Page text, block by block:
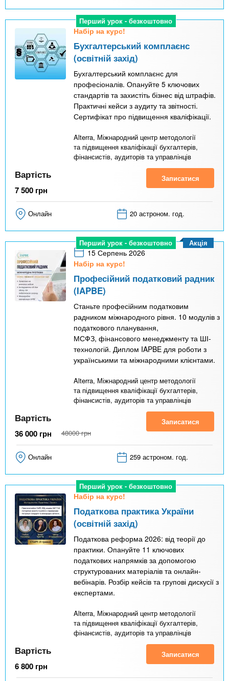
Перший урок - безкоштовно
Набір на курс!
Бухгалтерський комплаєнс
(освітній захід)
Бухгалтерський комплаєнс для
професіоналів. Опануйте 5 ключових
стандартів та захистіть бізнес від штрафів.
Практичні кейси з аудиту та звітності.
Сертифікат про підвищення кваліфікації.
Alterra, Міжнародний центр методології
та підвищення кваліфікації бухгалтерів,
фінансистів, аудиторів та управлінців
Вартість
7 500 грн
Записатися
Онлайн 20 астроном. год.
Перший урок - безкоштовно
15 Серпень 2026
Набір на курс!
Професійний податковий радник
(IAPBE)
Станьте професійним податковим
радником міжнародного рівня. 10 модулів з
податкового планування,
МСФЗ, фінансового менеджменту та ШІ-
технологій. Диплом IAPBE для роботи з
українськими та міжнародними клієнтами.
Alterra, Міжнародний центр методології
та підвищення кваліфікації бухгалтерів,
фінансистів, аудиторів та управлінців
Акція
Вартість
36 000 грн 48000 грн
Записатися
Онлайн 259 астроном. год.
Перший урок - безкоштовно
Набір на курс!
Податкова практика України
(освітній захід)
Податкова реформа 2026: від теорії до
практики. Опануйте 11 ключових
податкових напрямків за допомогою
структурованих матеріалів та онлайн-
вебінарів. Розбір кейсів та групові дискусії з
експертами.
Alterra, Міжнародний центр методології
та підвищення кваліфікації бухгалтерів,
фінансистів, аудиторів та управлінців
Вартість
6 800 грн
Записатися